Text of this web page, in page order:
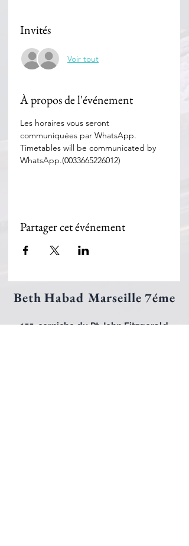
Invités
Voir tout
À propos de l'événement
Les horaires vous seront
communiquées par WhatsApp.
Timetables will be communicated by
WhatsApp.(0033665226012)
Partager cet événement
Beth Habad Marseille 7éme
155, corniche du Pt John Fitzgerald